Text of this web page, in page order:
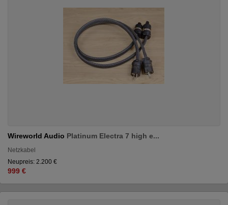
Wireworld Audio Platinum Electra 7 high e...
Netzkabel
Neupreis: 2.200 €
999 €